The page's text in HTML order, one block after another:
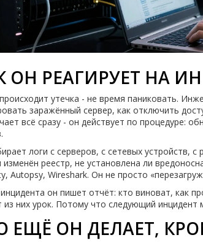
ОН РЕАГИРУЕТ НА
утечка - не время паниковать.
заражённый сервер, как отключить
всё сразу - он действует по процедуре:
логи с серверов, с сетевых устройств,
реестр, не установлена ли
Autopsy, Wireshark. Он не просто
он пишет отчёт: кто виноват, как
из них урок. Потому что следующий
ЕЩЁ ОН ДЕЛАЕТ,